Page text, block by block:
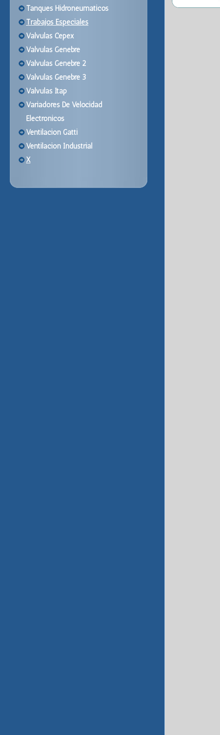
Tanques Hidroneumaticos
Trabajos Especiales
Valvulas Cepex
Valvulas Genebre
Valvulas Genebre 2
Valvulas Genebre 3
Valvulas Itap
Variadores De Velocidad
Electronicos
Ventilacion Gatti
Ventilacion Industrial
X